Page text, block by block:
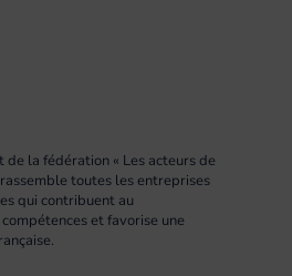
de la fédération « Les acteurs de
toutes les entreprises
qui contribuent au
et favorise une